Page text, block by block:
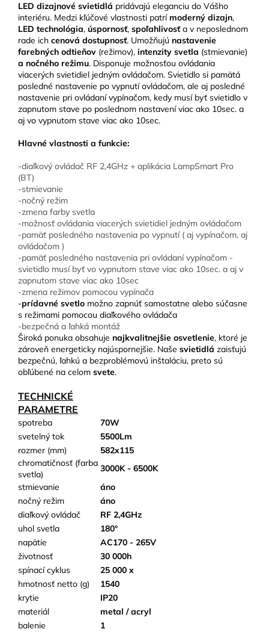
LED dizajnové svietidlá pridávajú eleganciu do Vášho
interiéru. Medzi kľúčové vlastnosti patrímoderný dizajn,
LED technológia, úspornosť, spoľahlivosť a v neposlednom
rade ich cenová dostupnosť. Umožňujú nastavenie
farebných odtieňov (režimov), intenzity svetla (stmievanie)
a nočného režimu. Disponuje možnosťou ovládania
viacerých svietidiel jedným ovládačom. Svietidlo si pamätá
posledné nastavenie po vypnutí ovládačom, ale aj posledné
nastavenie pri ovládaní vypínačom, kedy musí byť svietidlo v
zapnutom stave po poslednom nastavení viac ako 10sec. a
aj vo vypnutom stave viac ako 10sec.
Hlavné vlastnosti a funkcie:
-diaľkový ovládač RF 2,4GHz + aplikácia LampSmart Pro
(BT)
-stmievanie
-nočný režim
-zmena farby svetla
-možnosť ovládania viacerých svietidiel jedným ovládačom
-pamäť posledného nastavenia po vypnutí ( aj vypínačom, aj
ovládačom )
-pamäť posledného nastavenia pri ovládaní vypínačom -
svietidlo musí byť vo vypnutom stave viac ako 10sec. a aj v
zapnutom stave viac ako 10sec
-zmena režimov pomocou vypínača
-prídavné svetlo možno zapnúť samostatne alebo súčasne
s režimami pomocou diaľkového ovládača
-bezpečná a ľahká montáž
Široká ponuka obsahuje najkvalitnejšie osvetlenie, ktoré je
zároveň energeticky najúspornejšie. Naše svietidlá zaisťujú
bezpečnú, ľahkú a bezproblémovú inštaláciu, preto sú
obľúbené na celom svete.
TECHNICKÉ
PARAMETRE
spotreba
70W
svetelný tok
5500Lm
rozmer (mm)
582x115
chromatičnosť (farba
svetla)
3000K - 6500K
stmievanie
áno
nočný režim
áno
diaľkový ovládač
RF 2,4GHz
uhol svetla
180°
napätie
AC170 - 265V
životnosť
30 000h
spínací cyklus
25 000 x
hmotnosť netto (g)
1540
krytie
IP20
materiál
metal / acryl
balenie
1